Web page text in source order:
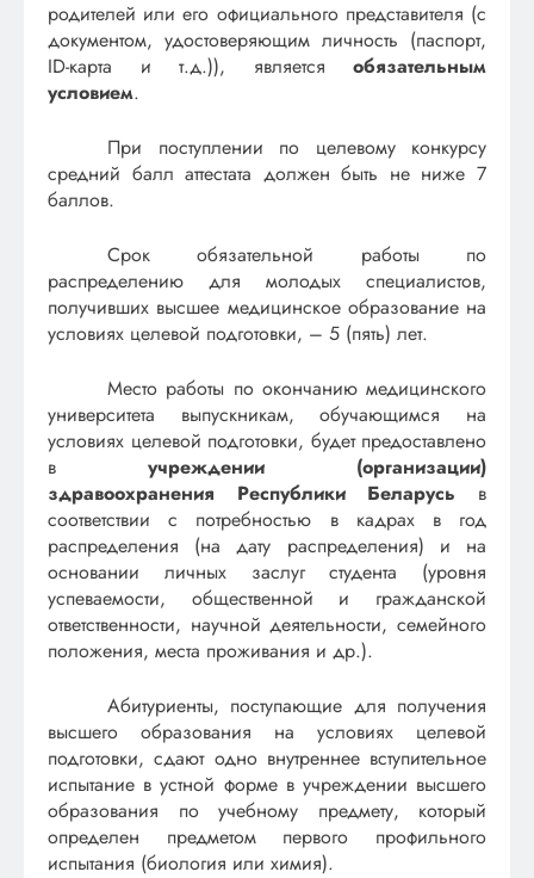
родителей или его официального представителя (с
документом, удостоверяющим личность (паспорт,
ID-карта и т.д.)), является обязательным
условием.
При поступлении по целевому конкурсу
средний балл аттестата должен быть не ниже 7
баллов.
Срок обязательной работы по
распределению для молодых специалистов,
получивших высшее медицинское образование на
условиях целевой подготовки, – 5 (пять) лет.
Место работы по окончанию медицинского
университета выпускникам, обучающимся на
условиях целевой подготовки, будет предоставлено
в учреждении (организации)
здравоохранения Республики Беларусь в
соответствии с потребностью в кадрах в год
распределения (на дату распределения) и на
основании личных заслуг студента (уровня
успеваемости, общественной и гражданской
ответственности, научной деятельности, семейного
положения, места проживания и др.).
Абитуриенты, поступающие для получения
высшего образования на условиях целевой
подготовки, сдают одно внутреннее вступительное
испытание в устной форме в учреждении высшего
образования по учебному предмету, который
определен предметом первого профильного
испытания (биология или химия).